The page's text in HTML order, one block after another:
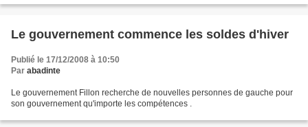
Le gouvernement commence les soldes d'hiver
Publié le 17/12/2008 à 10:50
Par abadinte
Le gouvernement Fillon recherche de nouvelles personnes de gauche pour
son gouvernement qu'importe les compétences .